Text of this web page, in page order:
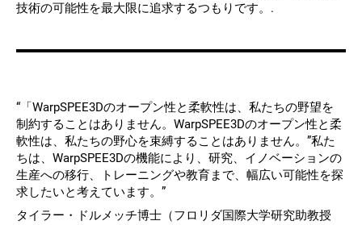
技術の可能性を最大限に追求するつもりです。.
“「WarpSPEE3Dのオープン性と柔軟性は、私たちの野望を
制約することはありません。WarpSPEE3Dのオープン性と柔
軟性は、私たちの野心を束縛することはありません。”私た
ちは、WarpSPEE3Dの機能により、研究、イノベーションの
生産への移行、トレーニングや教育まで、幅広い可能性を探
求したいと考えています。”
タイラー・ドルメッチ博士（フロリダ国際大学研究助教授